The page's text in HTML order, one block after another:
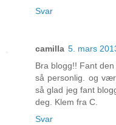
Svar
camilla 5. mars
Bra blogg!! Fant
så personlig. og
så glad jeg fant
deg. Klem fra C.
Svar